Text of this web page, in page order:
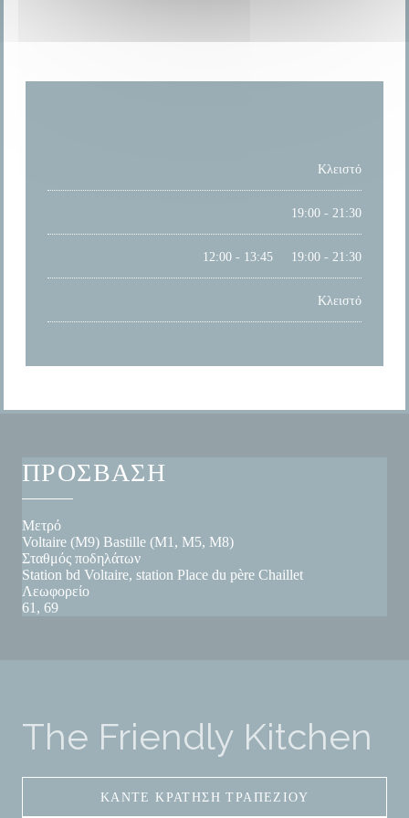
ΏΡΕΣ ΛΕΙΤΟΥΡΓΊΑΣ
Κλειστό
19:00 - 21:30
12:00 - 13:45 19:00 - 21:30
Κλειστό
ΠΡΌΣΒΑΣΗ
Μετρό
Voltaire (M9) Bastille (M1, M5, M8)
Σταθμός ποδηλάτων
Station bd Voltaire, station Place du père Chaillet
Λεωφορείο
61, 69
The Friendly Kitchen
ΚΆΝΤΕ ΚΡΆΤΗΣΗ ΤΡΑΠΕΖΙΟΎ